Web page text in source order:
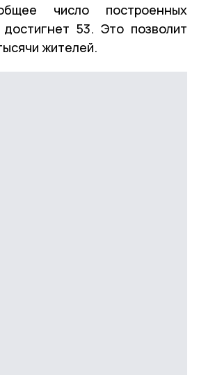
число построенных
53. Это позволит
жителей.